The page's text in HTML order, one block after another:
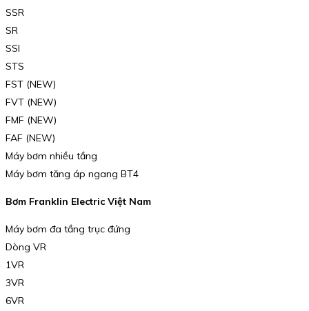
SSR
SR
SSI
STS
FST (NEW)
FVT (NEW)
FMF (NEW)
FAF (NEW)
Máy bơm nhiều tầng
Máy bơm tăng áp ngang BT4
Bơm Franklin Electric Việt Nam
Máy bơm đa tầng trục đứng
Dòng VR
1VR
3VR
6VR